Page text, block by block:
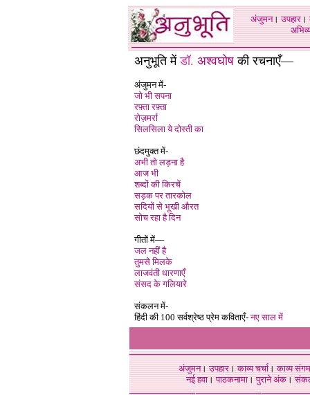
अंजुमन।उपहार।
अनुभूति में डॉ. अश्वघोष की रचनाएँ—
अंजुमन में-
जो भी सपना
रफ़्ता रफ़्ता
रोज़मर्रा
सिलसिला ये दोस्ती का
छंदमुक्त में-
अभी तो लड़ना है
आज भी
शब्दों की किरचें
सड़क पर तारकोल
सदियों से भूखी औरत
सोच रहा है दिन
गीतों में—
जल नहीं है
तुमसे मिलके
लाजवंती धारणाएँ
संसद के गलियारे
संकलन में-
हिंदी की 100 सर्वश्रेष्ठ प्रेम कविताएँ-नए साल में
अंजुमन।उपहार।काव्य चर्चा।काव्य संगम
नई हवा। पाठकनामा। पुराने अंक।